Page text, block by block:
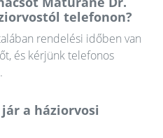
telefonon?
rendelési időben van
és kérjünk telefonos
a háziorvosi